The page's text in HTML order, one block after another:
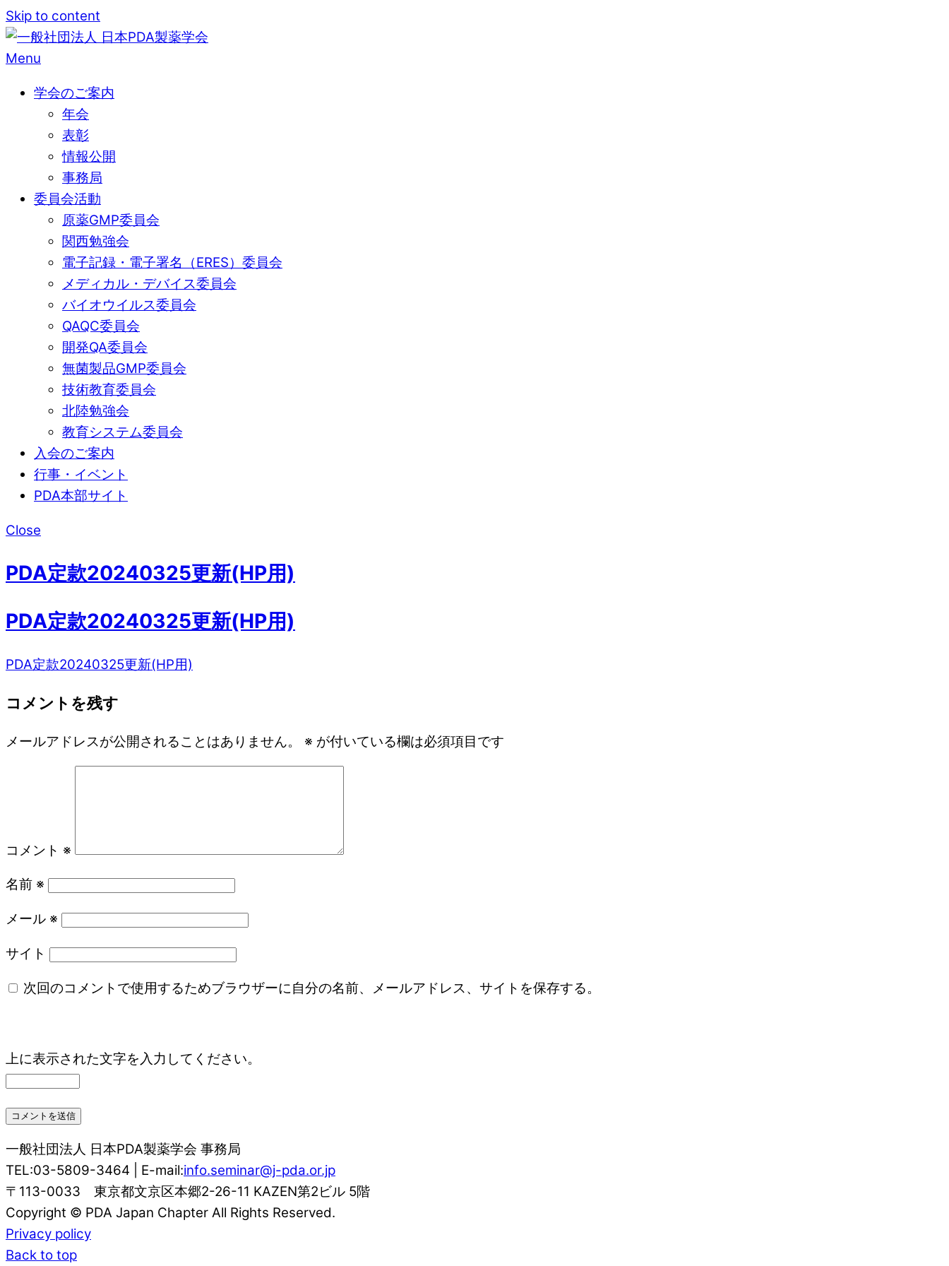
Skip to content
Menu
学会のご案内
年会
表彰
情報公開
事務局
委員会活動
原薬GMP委員会
関西勉強会
電子記録・電子署名（ERES）委員会
メディカル・デバイス委員会
バイオウイルス委員会
QAQC委員会
開発QA委員会
無菌製品GMP委員会
技術教育委員会
北陸勉強会
教育システム委員会
入会のご案内
行事・イベント
PDA本部サイト
Close
PDA定款20240325更新(HP用)
PDA定款20240325更新(HP用)
PDA定款20240325更新(HP用)
コメントを残す
メールアドレスが公開されることはありません。 ※ が付いている欄は必須項目です
コメント ※
名前 ※
メール ※
サイト
次回のコメントで使用するためブラウザーに自分の名前、メールアドレス、サイトを保存する。
上に表示された文字を入力してください。
一般社団法人 日本PDA製薬学会 事務局
TEL:03-5809-3464 | E-mail:info.seminar@j-pda.or.jp
〒113-0033 東京都文京区本郷2-26-11 KAZEN第2ビル 5階
Copyright © PDA Japan Chapter All Rights Reserved.
Privacy policy
Back to top